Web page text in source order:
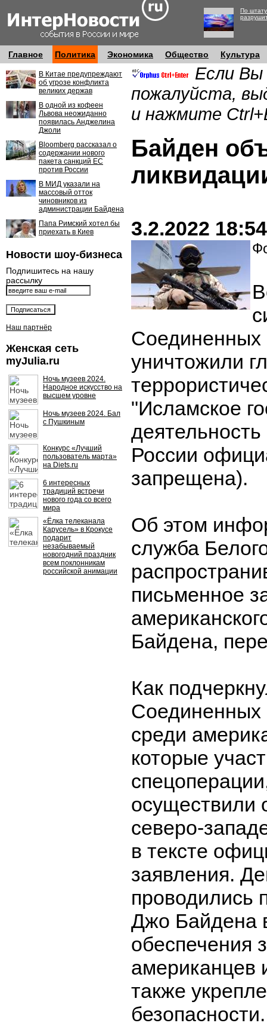
По
Главное Политика Экономика Общество Культура
В Китае предупреждают
об угрозе конфликта
великих держав
В одной из кофеен
Львова неожиданно
появилась Анджелина
Джоли
Bloomberg рассказал о
содержании нового
пакета санкций ЕС
против России
В МИД указали на
массовый отток
чиновников из
администрации Байдена
Папа Римский хотел бы
приехать в Киев
Новости шоу-бизнеса
Подпишитесь на нашу
рассылку
Наш партнёр
Женская сеть
myJulia.ru
Ночь музеев 2024.
Народное искусство на
высшем уровне
Ночь музеев 2024. Бал
с Пушкиным
Конкурс «Лучший
пользователь марта»
на Diets.ru
6 интересных
традиций встречи
нового года со всего
мира
«Ёлка телеканала
Карусель» в Крокусе
подарит
незабываемый
новогодний праздник
всем поклонникам
российской анимации
Если Вы
пожалуйста,
и нажмите
Байден
3.2.2022 18:54
Соединенных
уничтожили
"Исламское
России
запрещена).
Об этом
служба
письменное
Байдена,
Как
Соединенных
среди
которые
осуществили
северо-
в тексте
заявления.
проводились
Джо Байдена
обеспечения
американцев
также
безопасности.